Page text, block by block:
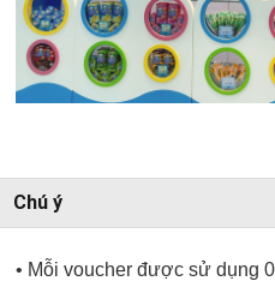
Chú ý
• Mỗi voucher được sử dụng